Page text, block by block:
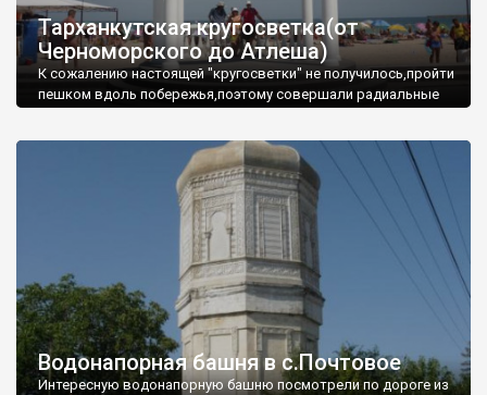
Тарханкутская кругосветка(от
Черноморского до Атлеша)
К сожалению настоящей "кругосветки" не получилось,пройти
пешком вдоль побережья,поэтому совершали радиальные
Водонапорная башня в с.Почтовое
Интересную водонапорную башню посмотрели по дороге из